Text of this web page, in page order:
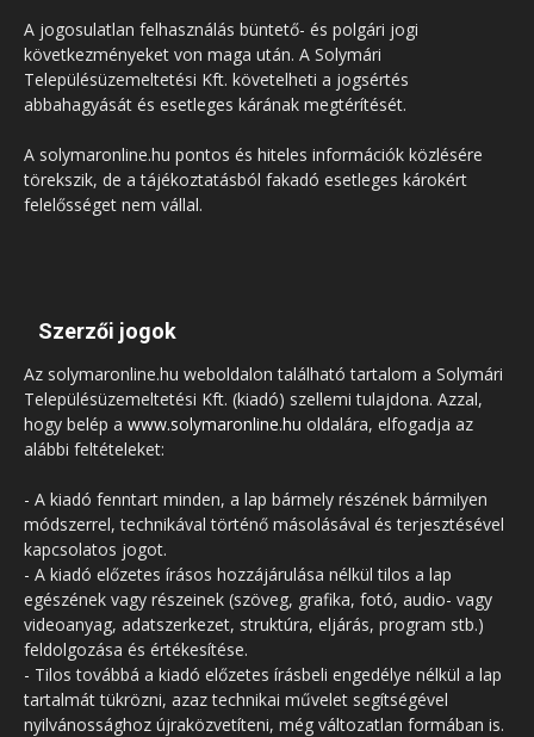
A jogosulatlan felhasználás büntető- és polgári jogi
következményeket von maga után. A Solymári
Településüzemeltetési Kft. követelheti a jogsértés
abbahagyását és esetleges kárának megtérítését.
A solymaronline.hu pontos és hiteles információk közlésére
törekszik, de a tájékoztatásból fakadó esetleges károkért
felelősséget nem vállal.
Szerzői jogok
Az solymaronline.hu weboldalon található tartalom a Solymári
Településüzemeltetési Kft. (kiadó) szellemi tulajdona. Azzal,
hogy belép a www.solymaronline.hu oldalára, elfogadja az
alábbi feltételeket:
- A kiadó fenntart minden, a lap bármely részének bármilyen
módszerrel, technikával történő másolásával és terjesztésével
kapcsolatos jogot.
- A kiadó előzetes írásos hozzájárulása nélkül tilos a lap
egészének vagy részeinek (szöveg, grafika, fotó, audio- vagy
videoanyag, adatszerkezet, struktúra, eljárás, program stb.)
feldolgozása és értékesítése.
- Tilos továbbá a kiadó előzetes írásbeli engedélye nélkül a lap
tartalmát tükrözni, azaz technikai művelet segítségével
nyilvánossághoz újraközvetíteni, még változatlan formában is.